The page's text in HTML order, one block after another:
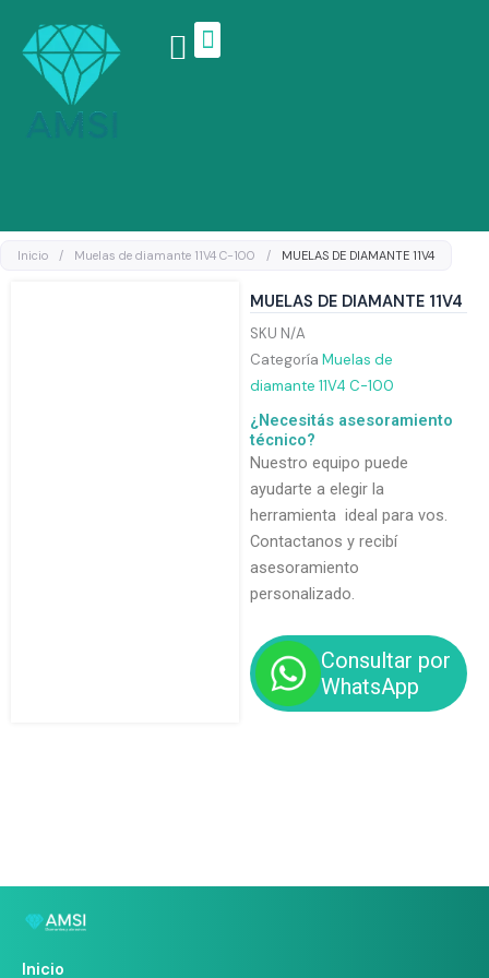
contenido
Inicio / Muelas de diamante 11V4 C-100 / MUELAS DE DIAMANTE 11V4
MUELAS DE DIAMANTE 11V4
SKU N/A
Categoría Muelas de
diamante 11V4 C-100
¿Necesitás asesoramiento
técnico?
Nuestro equipo puede
ayudarte a elegir la
herramienta ideal para vos.
Contactanos y recibí
asesoramiento
personalizado.
Consultar por
WhatsApp
Inicio